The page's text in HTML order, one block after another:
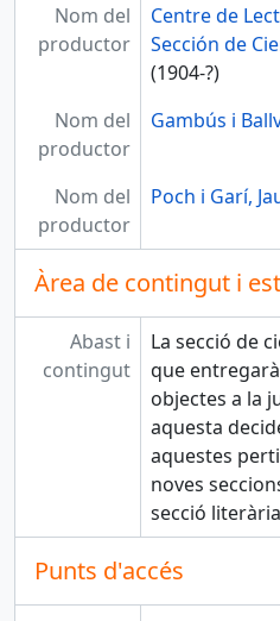
Nom del
productor
Centre de
Sección de
(1904-?)
Nom del
productor
Gambús i
Nom del
productor
Poch i Garí,
Àrea de contingut i
Abast i
contingut
La secció de
que
objectes a la
aquesta
aquestes
noves
secció
Punts d'accés